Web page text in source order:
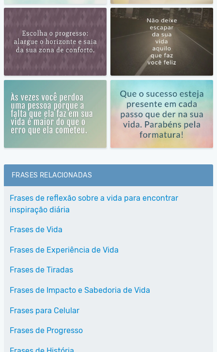
FRASES RELACIONADAS
Frases de reflexão sobre a vida para encontrar
inspiração diária
Frases de Vida
Frases de Experiência de Vida
Frases de Tiradas
Frases de Impacto e Sabedoria de Vida
Frases para Celular
Frases de Progresso